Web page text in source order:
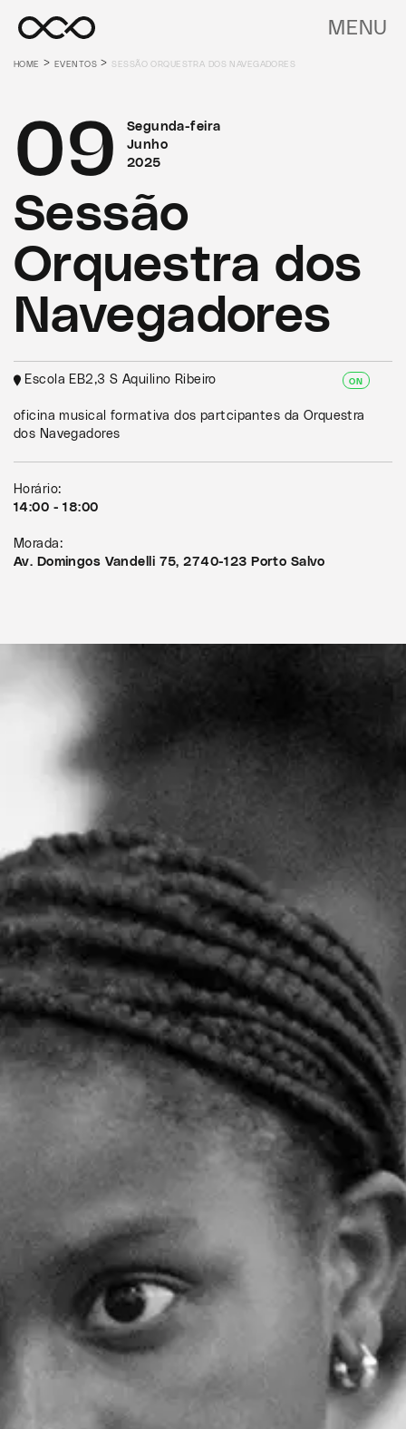
MENU
HOME >EVENTOS > SESSÃO ORQUESTRA DOS NAVEGADORES
Segunda-feira
Junho
2025
09
Sessão
Orquestra dos
Navegadores
Escola EB2,3 S Aquilino Ribeiro ON
oficina musical formativa dos partcipantes da Orquestra
dos Navegadores
Horário:
14:00 - 18:00
Morada:
Av. Domingos Vandelli 75, 2740-123 Porto Salvo